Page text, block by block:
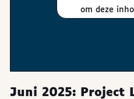
om deze
Juni 2025: Project